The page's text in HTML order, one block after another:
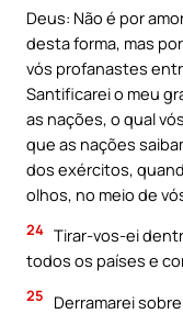
Deus: Não é por
desta forma, mas
vós profanastes
Santificarei o meu
as nações, o qual
que as nações
dos exércitos,
olhos, no meio de
24 Tirar-vos-ei
todos os países e
25
Derramarei